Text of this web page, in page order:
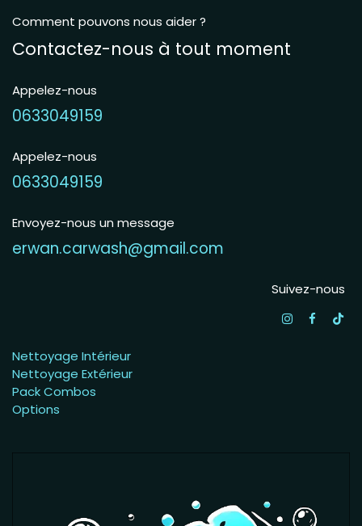
Comment pouvons nous aider ?
Contactez-nous à tout moment
Appelez-nous
0633049159
Appelez-nous
0633049159
Envoyez-nous un message
erwan.carwash@gmail.com
Suivez-nous
Nettoyage Intérieur
Nettoyage Extérieur
Pack Combos
Options